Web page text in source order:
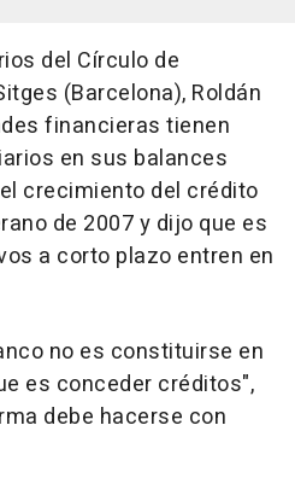
del Círculo de
(Barcelona), Roldán
financieras tienen
en sus balances
crecimiento del crédito
de 2007 y dijo que es
a corto plazo entren en
no es constituirse en
es conceder créditos",
debe hacerse con